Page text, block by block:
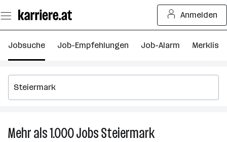
Seiteninhalt
springen
Anmelden
Jobsuche Job-Empfehlungen Job-Alarm Merkliste
Mehr als 1.000JobsSteiermarkMehr